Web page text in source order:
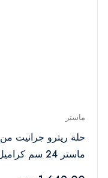
ماستر
حلة ريترو جرانيت من
ماستر 24 سم كراميل